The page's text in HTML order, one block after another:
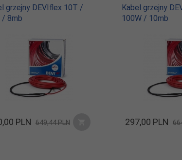
grzejny DEVIflex 10T /
/ 8mb
00 PLN 649,44 PLN
Kabel grzejny
100W / 10mb
297,00 PLN